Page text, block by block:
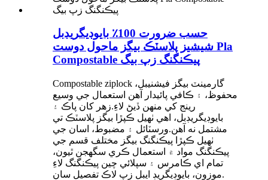
حسب ضرورت 100٪ بايوڊيگريڊبل
شيشيز پلاسٽڪ بيگز ماحول دوست Pla
Compostable پيڪنگنگ زپ بيگ
Compostable ziplock گارمينٽ بيگز فيشنيبل،
محفوظ، ۽ ڪافي پائيدار آهن استعمال جي وسيع
رينج کي منهن ڏيڻ لاءِ.زهر کان پاڪ ۽
بايوڊيگريڊبل، اهي ٺهيل ڪپڙا بيگز پلاسٽڪ تي
مشتمل نه آهن.ورسٽائل ۽ مضبوط، اسان جي
ٺهيل ڪپڙا پيڪنگنگ بيگز مختلف قسم جي
پيڪنگنگ مواد ۾ استعمال ڪري سگھجن ٿيون،
تمام اي ڪامرس ۽ سپلائي چين پيڪنگنگ لاءِ
موزون، بايوڊيگريڊ ايبل زپ لاڪ تفصيل سان.